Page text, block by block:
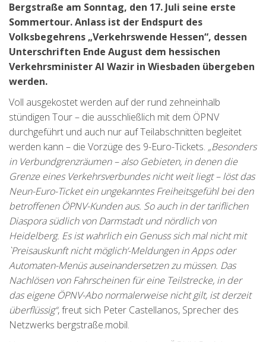
Bergstraße am Sonntag, den 17. Juli seine erste
Sommertour. Anlass ist der Endspurt des
Volksbegehrens „Verkehrswende Hessen“, dessen
Unterschriften Ende August dem hessischen
Verkehrsminister Al Wazir in Wiesbaden übergeben
werden.
Voll ausgekostet werden auf der rund zehneinhalb
stündigen Tour – die ausschließlich mit dem ÖPNV
durchgeführt und auch nur auf Teilabschnitten begleitet
werden kann – die Vorzüge des 9-Euro-Tickets. „Besonders
in Verbundgrenzräumen – also Gebieten, in denen die
Grenze eines Verkehrsverbundes nicht weit liegt – löst das
Neun-Euro-Ticket ein ungekanntes Freiheitsgefühl bei den
betroffenen ÖPNV-Kunden aus. So auch in der tariflichen
Diaspora südlich von Darmstadt und nördlich von
Heidelberg. Es ist wahrlich ein Genuss sich mal nicht mit
`Preisauskunft nicht möglich‘-Meldungen in Apps oder
Automaten-Menüs auseinandersetzen zu müssen. Das
Nachlösen von Fahrscheinen für eine Teilstrecke, in der
das eigene ÖPNV-Abo normalerweise nicht gilt, ist derzeit
überflüssig“, freut sich Peter Castellanos, Sprecher des
Netzwerks bergstraße.mobil.